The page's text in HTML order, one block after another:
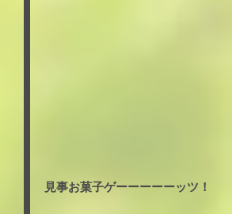
見事お菓子ゲーーーーーッツ！